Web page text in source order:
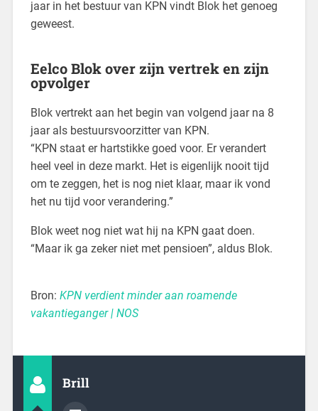
jaar in het bestuur van KPN vindt Blok het genoeg
geweest.
Eelco Blok over zijn vertrek en zijn
opvolger
Blok vertrekt aan het begin van volgend jaar na 8
jaar als bestuursvoorzitter van KPN.
“KPN staat er hartstikke goed voor. Er verandert
heel veel in deze markt. Het is eigenlijk nooit tijd
om te zeggen, het is nog niet klaar, maar ik vond
het nu tijd voor verandering.”
Blok weet nog niet wat hij na KPN gaat doen.
“Maar ik ga zeker niet met pensioen”, aldus Blok.
Bron: KPN verdient minder aan roamende
vakantieganger | NOS
Brill